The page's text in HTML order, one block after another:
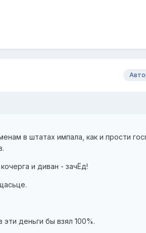
в штатах импала, как и прости
и диван - зачЁд!
деньги бы взял 100%.